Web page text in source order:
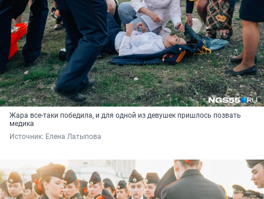
Жара все-таки победила, и для одной из девушек пришлось позвать
медика
Источник: Елена Латыпова